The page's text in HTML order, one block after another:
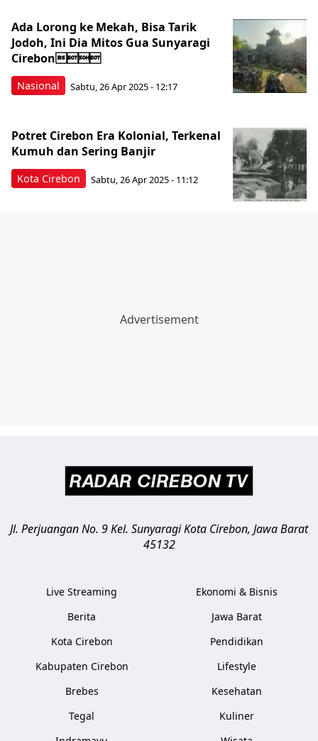
Nasional
Ada Lorong ke Mekah, Bisa Tarik
Jodoh, Ini Dia Mitos Gua Sunyaragi
Cirebon
Sabtu, 26 Apr 2025 - 12:17
Kota Cirebon
Potret Cirebon Era Kolonial, Terkenal
Kumuh dan Sering Banjir
Sabtu, 26 Apr 2025 - 11:12
Jl. Perjuangan No. 9 Kel. SunyaragiKota Cirebon, Jawa Barat
45132
Live Streaming
Berita
Kota Cirebon
Kabupaten Cirebon
Brebes
Tegal
Ekonomi & Bisnis
Jawa Barat
Pendidikan
Lifestyle
Kesehatan
Kuliner